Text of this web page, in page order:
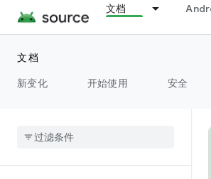
文档
文档
新变化
开始使用 安全